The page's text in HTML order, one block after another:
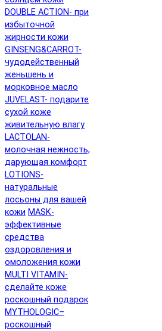
DOUBLE ACTION- при
избыточной
жирности кожи
GINSENG&CARROT-
чудодейственный
женьшень и
морковное масло
JUVELAST- подарите
сухой коже
живительную влагу
LACTOLAN-
молочная нежность,
дарующая комфорт
LOTIONS-
натуральные
лосьоны для вашей
кожи MASK-
эффективные
средства
оздоровления и
омоложения кожи
MULTI VITAMIN-
сделайте коже
роскошный подарок
MYTHOLOGIC–
роскошный